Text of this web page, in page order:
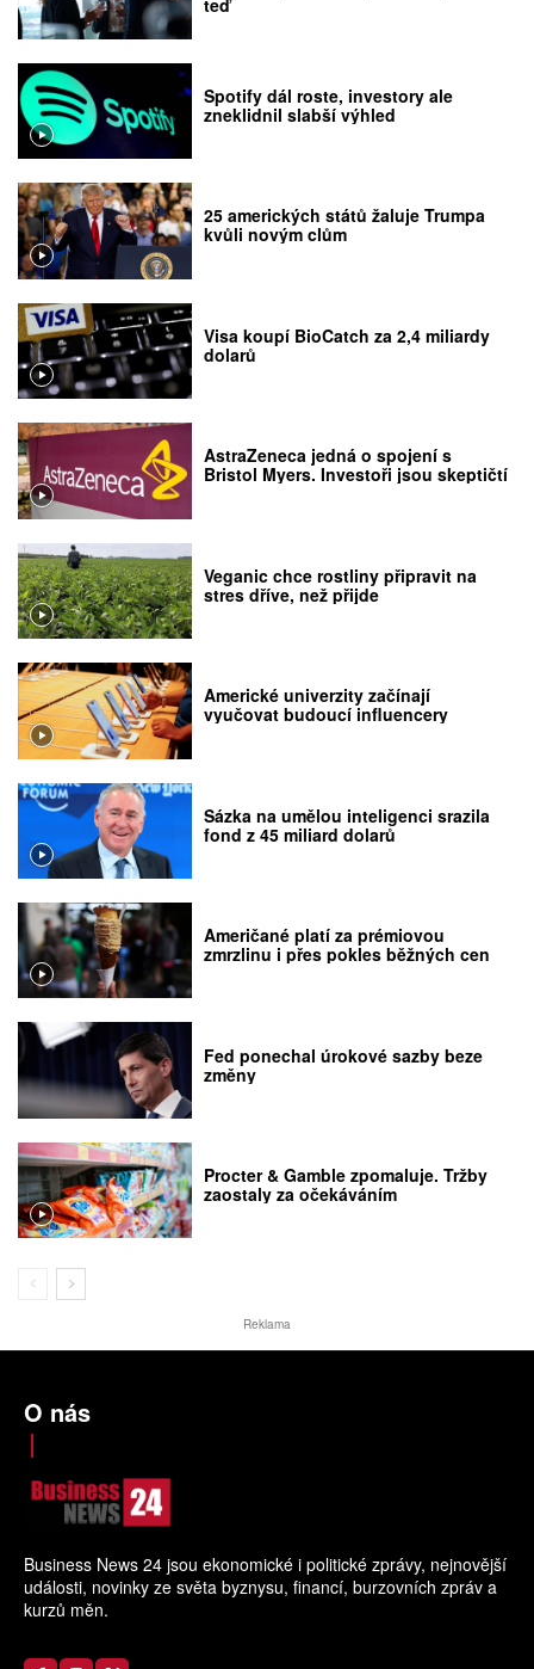
Spotify dál roste, investory ale
zneklidnil slabší výhled
25 amerických států žaluje Trumpa
kvůli novým clům
Visa koupí BioCatch za 2,4 miliardy
dolarů
AstraZeneca jedná o spojení s
Bristol Myers. Investoři jsou skeptičtí
Veganic chce rostliny připravit na
stres dříve, než přijde
Americké univerzity začínají
vyučovat budoucí influencery
Sázka na umělou inteligenci srazila
fond z 45 miliard dolarů
Američané platí za prémiovou
zmrzlinu i přes pokles běžných cen
Fed ponechal úrokové sazby beze
změny
Procter & Gamble zpomaluje. Tržby
zaostaly za očekáváním
Reklama
O nás
Business News 24 jsou ekonomické i politické zprávy, nejnovější
události, novinky ze světa byznysu, financí, burzovních zpráv a
kurzů měn.